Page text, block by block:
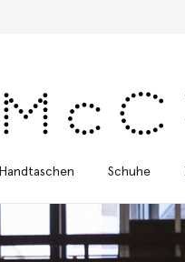
Handtaschen Schuhe